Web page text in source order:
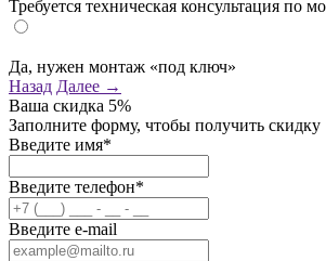
Требуется техническая консультация по
Да, нужен монтаж «под ключ»
Назад Далее →
Ваша скидка 5%
Заполните форму, чтобы получить скидку
Введите имя*
Введите телефон*
Введите e-mail